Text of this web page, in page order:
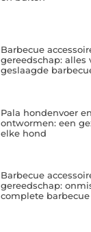
Barbecue
gereedschap: alles
geslaagde
Pala hondenvoer
ontwormen: een
elke hond
Barbecue
gereedschap:
complete barbecue